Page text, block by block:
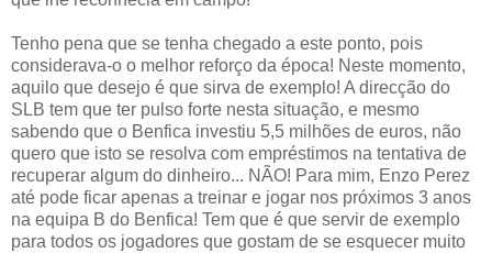
Tenho pena que se tenha chegado a este ponto, pois
considerava-o o melhor reforço da época! Neste momento,
aquilo que desejo é que sirva de exemplo! A direcção do
SLB tem que ter pulso forte nesta situação, e mesmo
sabendo que o Benfica investiu 5,5 milhões de euros, não
quero que isto se resolva com empréstimos na tentativa de
recuperar algum do dinheiro... NÃO! Para mim, Enzo Perez
até pode ficar apenas a treinar e jogar nos próximos 3 anos
na equipa B do Benfica! Tem que é que servir de exemplo
para todos os jogadores que gostam de se esquecer muito